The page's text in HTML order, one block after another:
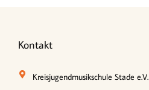
Kontakt
Kreisjugendmusikschule Stade e.V.